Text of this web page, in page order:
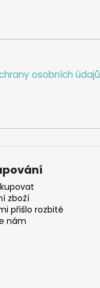
osobních údajů
zboží
přišlo rozbité
nám